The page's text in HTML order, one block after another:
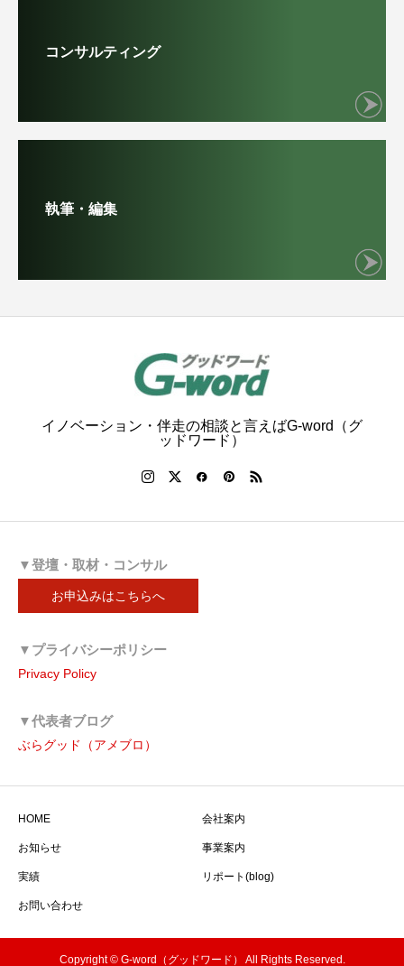
コンサルティング
執筆・編集
イノベーション・伴走の相談と言えばG-word（グ
ッドワード）
▼登壇・取材・コンサル
お申込みはこちらへ
▼プライバシーポリシー
Privacy Policy
▼代表者ブログ
ぶらグッド（アメブロ）
HOME 会社案内
お知らせ 事業案内
実績 リポート(blog)
お問い合わせ
Copyright © G-word（グッドワード） All Rights Reserved.